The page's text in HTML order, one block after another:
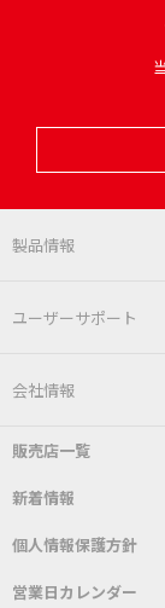
製品情報
製品情報TOP
はんだ付けシステム
こて先
表面実装/SMT関連
ユーザーサポート
ユーザーサポートTOP
よくあるご質問
取扱説明書
会社情報
会社概要
グットのあゆみ
販売店一覧
新着情報
個人情報保護方針
営業日カレンダー